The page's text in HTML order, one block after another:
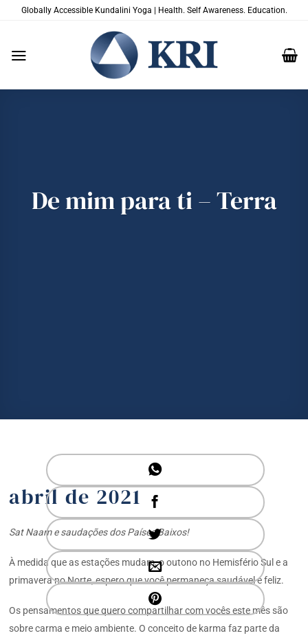
Globally Accessible Kundalini Yoga | Health. Self Awareness. Education.
De mim para ti – Terra
abril de 2021
Sat Naam e saudações dos Países Baixos!
À medida que as estações mudam, o outono no Hemisfério Sul e a
primavera no Norte, espero que você permaneça saudável e feliz.
Os pensamentos que quero compartilhar com vocês este mês são
sobre carma e meio ambiente. O conceito de karma faz parte da